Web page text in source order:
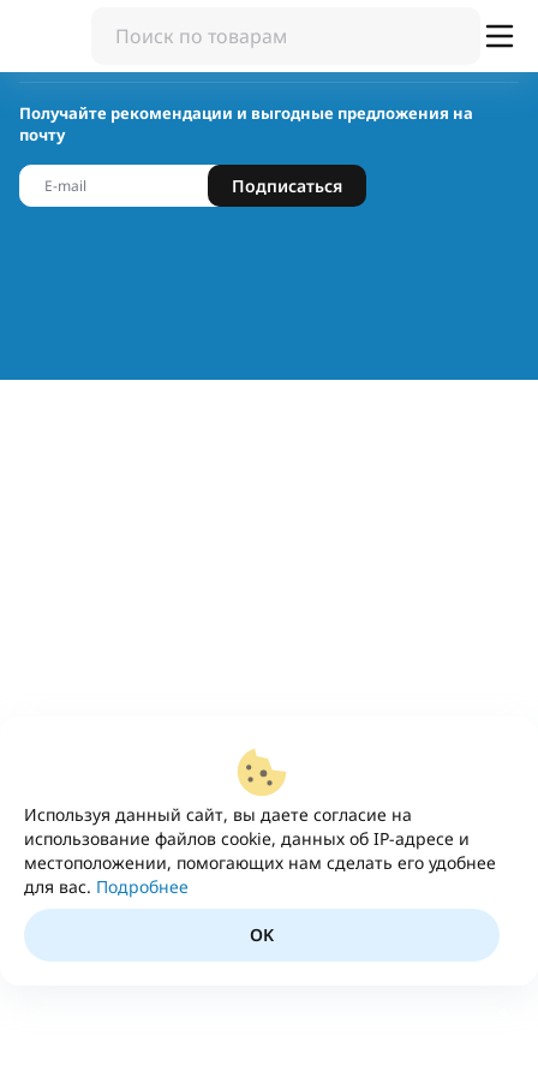
Используя данный сайт, вы даете согласие на
использование файлов cookie, данных об IP-адресе и
местоположении, помогающих нам сделать его удобнее
для вас. Подробнее
OK
Получайте рекомендации и выгодные предложения на
почту
Подписаться